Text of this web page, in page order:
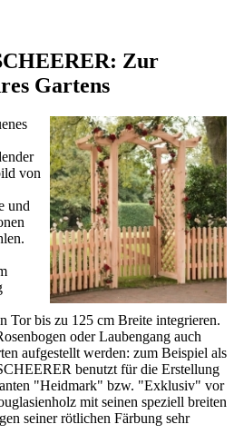
Zur
Gartens
von
und
Tor bis zu 125 cm Breite integrieren.
oder Laubengang auch
aufgestellt werden: zum Beispiel als
benutzt für die Erstellung
"Heidmark" bzw. "Exklusiv" vor
mit seinen speziell breiten
seiner rötlichen Färbung sehr